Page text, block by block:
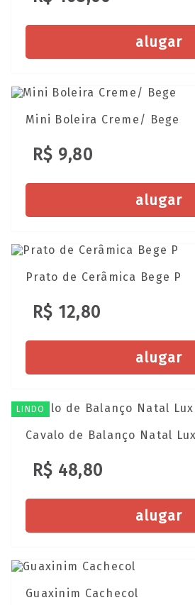
alugar
Mini Boleira Creme/ Bege
R$ 9,80
alugar
Prato de Cerâmica Bege P
R$ 12,80
alugar
LINDO
Cavalo de Balanço Natal
R$ 48,80
alugar
Guaxinim Cachecol